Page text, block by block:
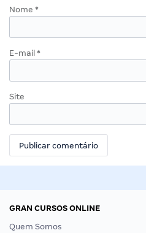
Nome *
E-mail *
Site
GRAN CURSOS ONLINE
Quem Somos